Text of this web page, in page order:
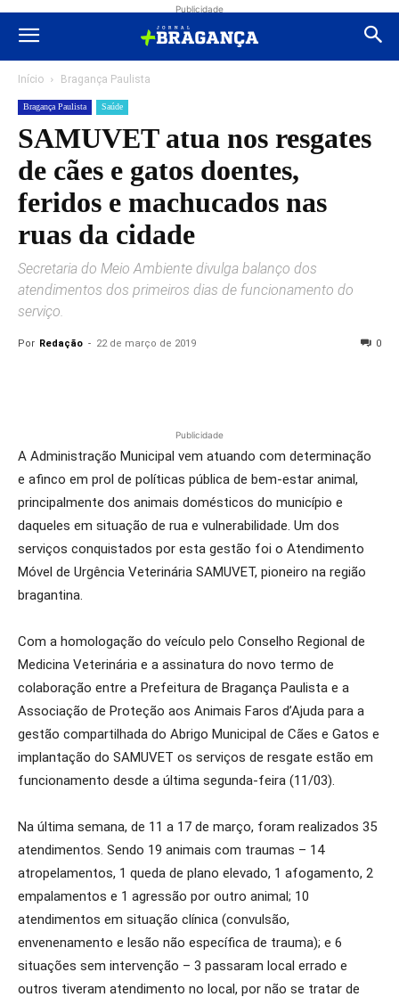
Publicidade
Início Bragança Paulista
Bragança Paulista Saúde
SAMUVET atua nos resgates
de cães e gatos doentes,
feridos e machucados nas
ruas da cidade
Secretaria do Meio Ambiente divulga balanço dos
atendimentos dos primeiros dias de funcionamento do
serviço.
Por Redação - 22 de março de 2019 0
Publicidade
A Administração Municipal vem atuando com determinação
e afinco em prol de políticas pública de bem-estar animal,
principalmente dos animais domésticos do município e
daqueles em situação de rua e vulnerabilidade. Um dos
serviços conquistados por esta gestão foi o Atendimento
Móvel de Urgência Veterinária SAMUVET, pioneiro na região
bragantina.
Com a homologação do veículo pelo Conselho Regional de
Medicina Veterinária e a assinatura do novo termo de
colaboração entre a Prefeitura de Bragança Paulista e a
Associação de Proteção aos Animais Faros d’Ajuda para a
gestão compartilhada do Abrigo Municipal de Cães e Gatos e
implantação do SAMUVET os serviços de resgate estão em
funcionamento desde a última segunda-feira (11/03).
Na última semana, de 11 a 17 de março, foram realizados 35
atendimentos. Sendo 19 animais com traumas – 14
atropelamentos, 1 queda de plano elevado, 1 afogamento, 2
empalamentos e 1 agressão por outro animal; 10
atendimentos em situação clínica (convulsão,
envenenamento e lesão não específica de trauma); e 6
situações sem intervenção – 3 passaram local errado e
outros tiveram atendimento no local, por não se tratar de